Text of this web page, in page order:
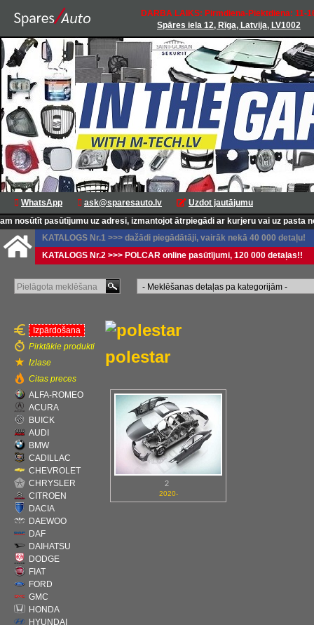
DARBA LAIKS: Pirmdiena-Piektdiena: 11-
Spāres iela 12, Rīga, Latvija, LV1002
WhatsApp ask@sparesauto.lv
Uzdot jautājumu
pasūtījumu uz adresi, izmantojot ātrpiegādi ar kurjeru vai uz pasta
KATALOGS Nr.1 >>> dažādi piegādātāji, vairāk nekā 40 000 detaļu!
KATALOGS Nr.2 >>> POLCAR online pasūtījumi, 120 000 detaļas!!
Izpārdošana
Pirktākie produkti
Izlase
Citas preces
ALFA-ROMEO
ACURA
BUICK
AUDI
BMW
CADILLAC
CHEVROLET
CHRYSLER
CITROEN
DACIA
DAEWOO
DAF
DAIHATSU
DODGE
FIAT
FORD
GMC
HONDA
HYUNDAI
polestar
2
2020-